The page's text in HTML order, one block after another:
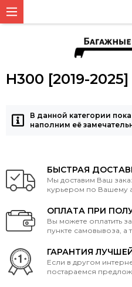
H300 [2019-
В данной категории
наполним её
БЫСТРАЯ
Мы доставим Ваш
курьером по Вашему
ОПЛАТА ПРИ
Вы можете оплатить
пункте самовывоза, а
ГАРАНТИЯ
Если в другом
постараемся